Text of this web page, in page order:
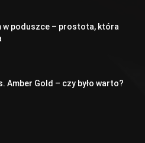
w poduszce – prostota, która
Amber Gold – czy było warto?